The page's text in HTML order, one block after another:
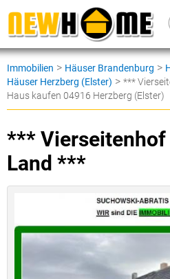
Immobilien > Häuser Brandenburg >
Häuser Herzberg (Elster) > ***
Haus kaufen 04916 Herzberg (Elster)
*** Vierseitenhof
Land ***